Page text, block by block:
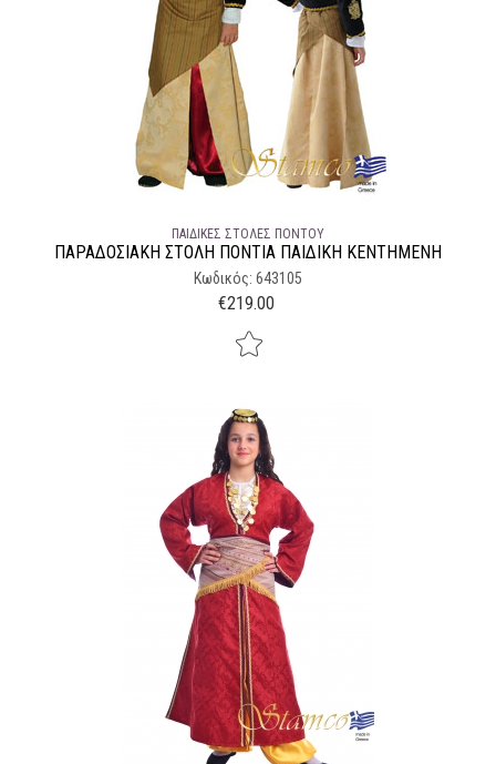
ΠΑΙΔΙΚΈΣ ΣΤΟΛΈΣ ΠΌΝΤΟΥ
ΠΑΡΑΔΟΣΙΑΚΉ ΣΤΟΛΉ ΠΟΝΤΙΑ ΠΑΙΔΙΚΗ ΚΕΝΤΗΜΕΝΗ
Κωδικός: 643105
€219.00